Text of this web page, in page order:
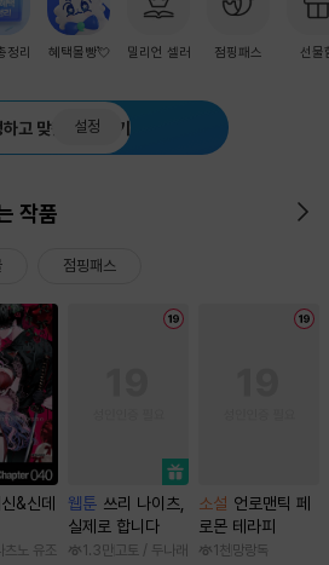
정리 혜택몰빵💘 밀리언 셀러 점핑패스 선물
고 맞춤 추천 받기
설정
작품
점핑패스
&신데
츠노 유조
웹툰 쓰리 나이츠,
실제로 합니다
1.3만 고토 / 두나래
소설 언로맨틱 페
로몬 테라피
1천 망랑독